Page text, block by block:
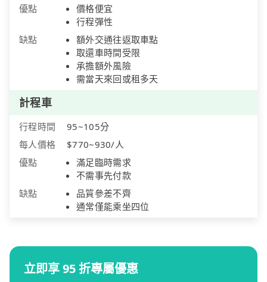
優點
價格便宜
行程彈性
缺點
額外交通往返取車點
取還車時間受限
承擔額外風險
需當天來回或租多天
計程車
行程時間
95~105分
每人價格
$770~930/人
優點
滿足臨時需求
不需事先付款
缺點
品質參差不齊
通常僅能乘坐四位
立即享 95 折專屬優惠